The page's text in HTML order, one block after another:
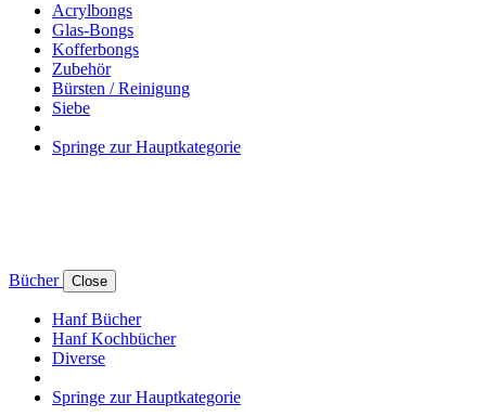
Acrylbongs
Glas-Bongs
Kofferbongs
Zubehör
Bürsten / Reinigung
Siebe
Springe zur Hauptkategorie
Bücher Close
Hanf Bücher
Hanf Kochbücher
Diverse
Springe zur Hauptkategorie